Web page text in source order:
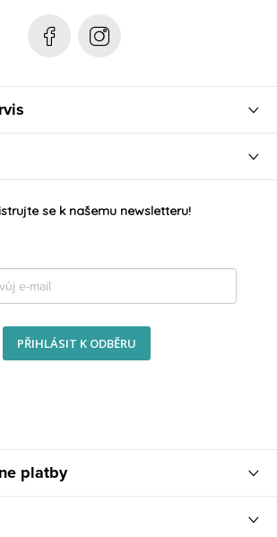
se k našemu newsletteru!
PŘIHLÁSIT K ODBĚRU
platby